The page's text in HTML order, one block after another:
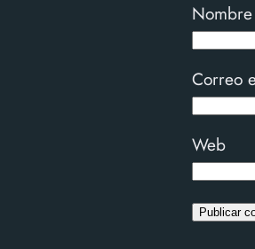
Nombre
Correo
Web